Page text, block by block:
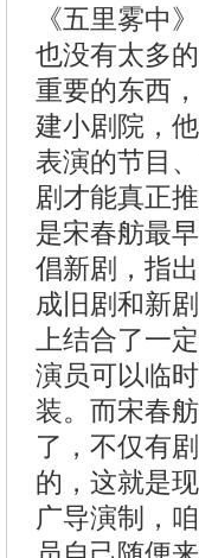
《五里雾中
也没有太多
重要的东西
建小剧院，
表演的节目
剧才能真正
是宋春舫最
倡新剧，指
成旧剧和新
上结合了一
演员可以临
装。而宋春
了，不仅有
的，这就是
广导演制，